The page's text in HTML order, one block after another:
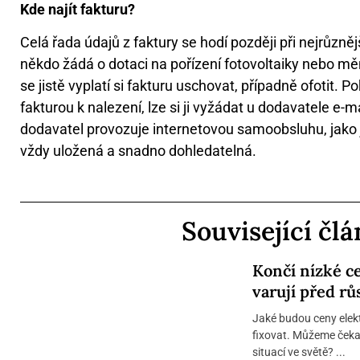
Kde najít fakturu?
Celá řada údajů z faktury se hodí později při
někdo žádá o dotaci na pořízení fotovoltaiky nebo
se jistě vyplatí si fakturu uschovat, případně ofotit.
fakturou k nalezení, lze si ji vyžádat u dodavatele e-
dodavatel provozuje internetovou samoobsluhu, jako
vždy uložená a snadno dohledatelná.
Související
Končí nízké
varují před
Jaké budou ceny
fixovat. Můžeme
situací ve světě? ...